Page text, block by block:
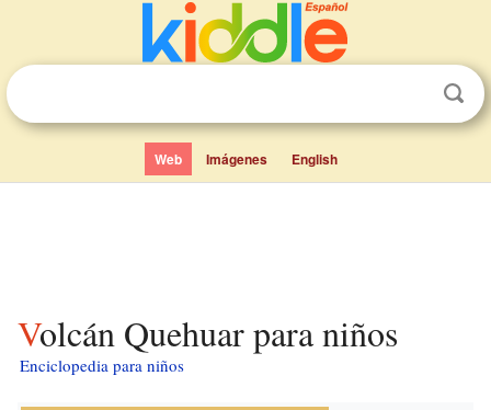
Web Imágenes English
Volcán Quehuar para niños
Enciclopedia para niños